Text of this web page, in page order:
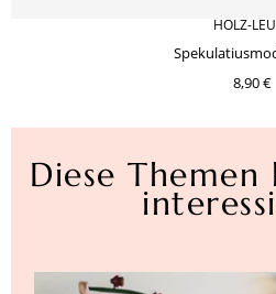
HOLZ-
8,90 €
Diese Themen